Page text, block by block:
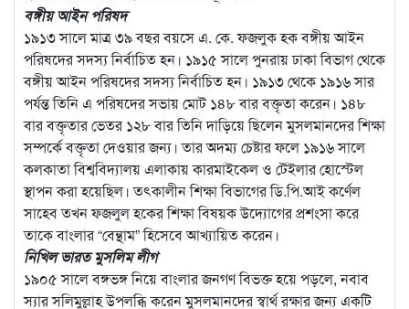
বঙ্গীয় আইন পরিষদ
১৯১৩ সালে মাত্র ৩৯ বছর বয়সে এ. কে. ফজলুক হক বঙ্গীয় আইন
পরিষদের সদস্য নির্বাচিত হন। ১৯১৫ সালে পুনরায় ঢাকা বিভাগ থেকে
বঙ্গীয় আইন পরিষদের সদস্য নির্বাচিত হন। ১৯১৩ থেকে ১৯১৬ সার
পর্যন্ত তিনি এ পরিষদের সভায় মোট ১৪৮ বার বক্তৃতা করেন। ১৪৮
বার বক্তৃতার ভেতর ১২৮ বার তিনি দাড়িয়ে ছিলেন মুসলমানদের শিক্ষা
সম্পর্কে বক্তৃতা দেওয়ার জন্য। তার অদম্য চেষ্টার ফলে ১৯১৬ সালে
কলকাতা বিশ্ববিদ্যালয় এলাকায় কারমাইকেল ও টেইলার হোস্টেল
স্থাপন করা হয়েছিল। তৎকালীন শিক্ষা বিভাগের ডি.পি.আই কর্ণেল
সাহেব তখন ফজলুল হকের শিক্ষা বিষয়ক উদ্যোগের প্রশংসা করে
তাকে বাংলার “বেন্থাম” হিসেবে আখ্যায়িত করেন।
নিখিল ভারত মুসলিম লীগ
১৯০৫ সালে বঙ্গভঙ্গ নিয়ে বাংলার জনগণ বিভক্ত হয়ে পড়লে, নবাব
স্যার সলিমুল্লাহ উপলব্ধি করেন মুসলমানদের স্বার্থ রক্ষার জন্য একটি